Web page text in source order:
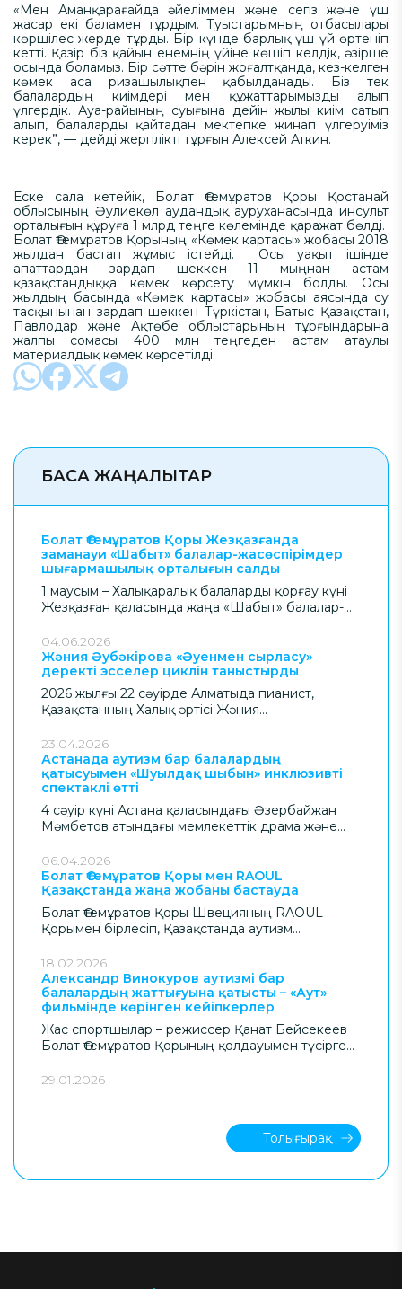
«Мен Аманқарағайда әйеліммен және сегіз және үш
жасар екі баламен тұрдым. Туыстарымның отбасылары
көршілес жерде тұрды. Бір күнде барлық үш үй өртеніп
кетті. Қазір біз қайын енемнің үйіне көшіп келдік, әзірше
осында боламыз. Бір сәтте бәрін жоғалтқанда, кез-келген
көмек аса ризашылықпен қабылданады. Біз тек
балалардың киімдері мен құжаттарымызды алып
үлгердік. Ауа-райының суығына дейін жылы киім сатып
алып, балаларды қайтадан мектепке жинап үлгеруіміз
керек”, — дейді жергілікті тұрғын Алексей Аткин.
Еске сала кетейік, Болат Өтемұратов Қоры Қостанай
облысының Әулиекөл аудандық ауруханасында инсульт
орталығын құруға 1 млрд теңге көлемінде қаражат бөлді.
Болат Өтемұратов Қорының «Көмек картасы» жобасы 2018
жылдан бастап жұмыс істейді. Осы уақыт ішінде
апаттардан зардап шеккен 11 мыңнан астам
қазақстандыққа көмек көрсету мүмкін болды. Осы
жылдың басында «Көмек картасы» жобасы аясында су
тасқынынан зардап шеккен Түркістан, Батыс Қазақстан,
Павлодар және Ақтөбе облыстарының тұрғындарына
жалпы сомасы 400 млн теңгеден астам атаулы
материалдық көмек көрсетілді.
БАСҚА ЖАҢАЛЫҚТАР
Болат Өтемұратов Қоры Жезқазғанда
заманауи «Шабыт» балалар-жасөспірімдер
шығармашылық орталығын салды
1 маусым – Халықаралық балаларды қорғау күні
Жезқазған қаласында жаңа «Шабыт» балалар-
ресми ашылу рәсімі өтті. Бұл – өңір балаларына
арналған заманауи білім беру және
шығармашылық кеңістіктерінің бірі. Нысан Болат
Өтемұратов Қорының қолдауымен салынды.
04.06.2026
Жәния Әубәкірова «Әуенмен сырласу»
деректі эсселер циклін таныстырды
2026 жылғы 22 сәуірде Алматыда пианист,
Қазақстанның Халық әртісі Жәния
сырласу» деректі эсселер циклінің тұсаукесері
өтті. Музыканттың ішкі әлемі мен орындаушылық
өнер табиғатын арқау еткен жоба Болат
Өтемұратов Қоры қолдауымен жүзеге асырылды.
23.04.2026
Астанада аутизм бар балалардың
қатысуымен «Шуылдақ шыбын» инклюзивті
спектаклі өтті
4 сәуір күні Астана қаласындағы Әзербайжан
Мәмбетов атындағы мемлекеттік драма және
ордасы ғана емес, қоғамдық маңызы айрықша
кеңістікке айналды. Осында аутизм спектрінің
бұзылысы (АСБ) бар балалар мен
жасөспірімдердің қатысуымен «Шуылдақ
шыбын» инклюзивті мюзиклі көрерменге жол
тартты. Қойылым аншлагпен өтті.
06.04.2026
Болат Өтемұратов Қоры мен RAOUL
Қазақстанда жаңа жобаны бастауда
Болат Өтемұратов Қоры Швецияның RAOUL
Қорымен бірлесіп, Қазақстанда аутизм
арналған сүйемелденетін жұмыспен қамту
(Supported Employment) жүйесін дамытуға
бағытталған жаңа ауқымды жобаның
басталғанын жариялайды.
18.02.2026
Александр Винокуров аутизмі бар
балалардың жаттығуына қатысты – «Аут»
фильмінде көрінген кейіпкерлер
Жас спортшылар – режиссер Қанат Бейсекеев
Болат Өтемұратов Қорының қолдауымен түсірген
кейіпкерлері.
29.01.2026
Толығырақ